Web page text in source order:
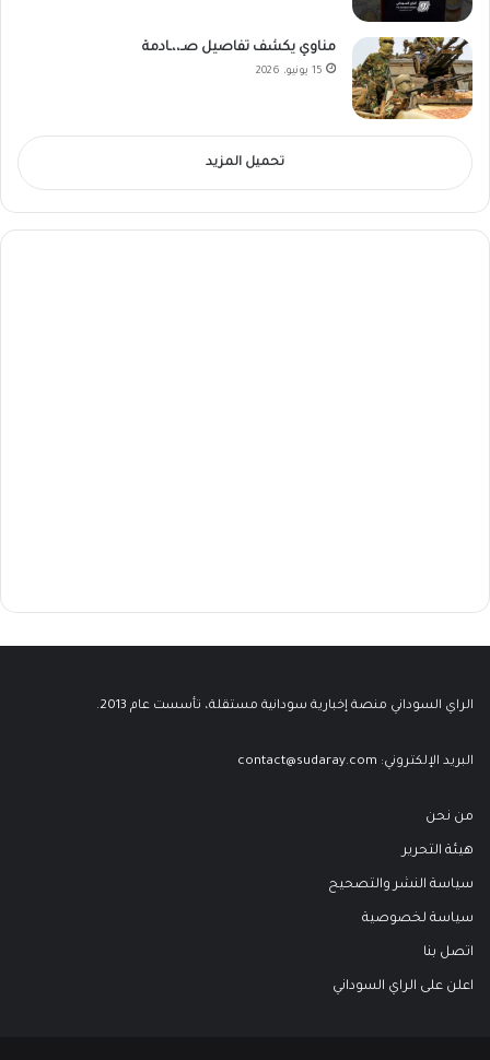
مناوي يكشف تفاصيل صـ،،ـادمة
15 يونيو، 2026
تحميل المزيد
الراي السوداني منصة إخبارية سودانية مستقلة، تأسست عام 2013.
البريد الإلكتروني: contact@sudaray.com
من نحن
هيئة التحرير
سياسة النشر والتصحيح
سياسة لخصوصية
اتصل بنا
اعلن على الراي السوداني